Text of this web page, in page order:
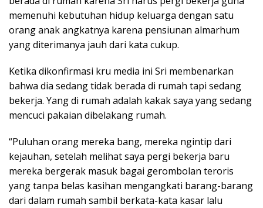
memenuhi kebutuhan hidup keluarga dengan satu
orang anak angkatnya karena pensiunan almarhum
yang diterimanya jauh dari kata cukup.
Ketika dikonfirmasi kru media ini Sri membenarkan
bahwa dia sedang tidak berada di rumah tapi sedang
bekerja. Yang di rumah adalah kakak saya yang sedang
mencuci pakaian dibelakang rumah.
“Puluhan orang mereka bang, mereka ngintip dari
kejauhan, setelah melihat saya pergi bekerja baru
mereka bergerak masuk bagai gerombolan teroris
yang tanpa belas kasihan mengangkati barang-barang
dari dalam rumah sambil berkata-kata kasar lalu